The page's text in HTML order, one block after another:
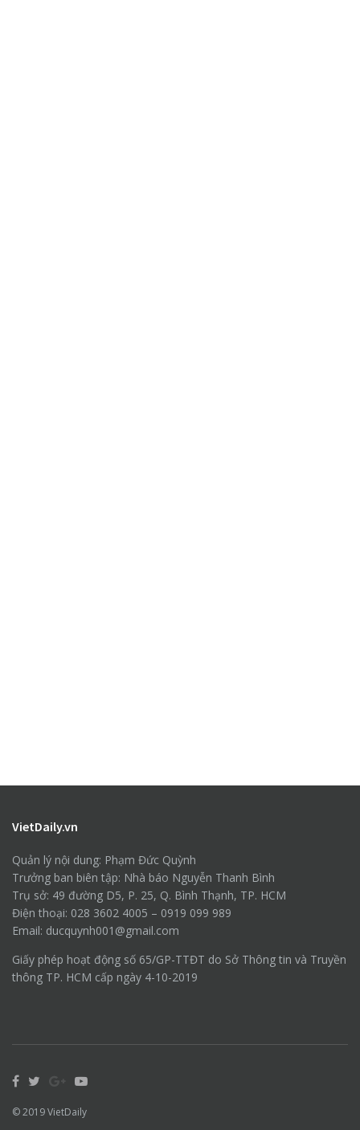
VietDaily.vn
Quản lý nội dung: Phạm Đức Quỳnh
Trưởng ban biên tập: Nhà báo Nguyễn Thanh Bình
Trụ sở: 49 đường D5, P. 25, Q. Bình Thạnh, TP. HCM
Điện thoại: 028 3602 4005 – 0919 099 989
Email: ducquynh001@gmail.com
Giấy phép hoạt động số 65/GP-TTĐT do Sở Thông tin và Truyền
thông TP. HCM cấp ngày 4-10-2019
© 2019VietDaily